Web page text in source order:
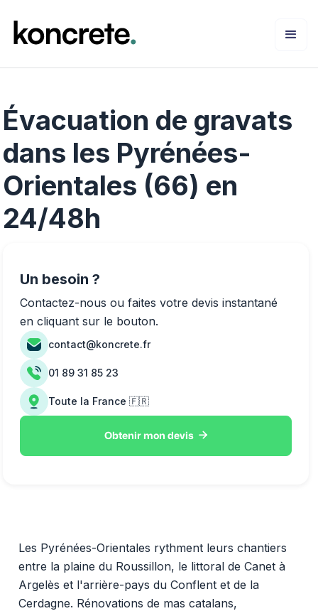
Évacuation de gravats
dans les Pyrénées-
Orientales (66) en
24/48h
Les Pyrénées-Orientales rythment leurs chantiers
entre la plaine du Roussillon, le littoral de Canet à
Argelès et l'arrière-pays du Conflent et de la
Cerdagne. Rénovations de mas catalans,
Un besoin ?
Contactez-nous ou faites votre devis instantané
en cliquant sur le bouton.
contact@koncrete.fr
01 89 31 85 23
Toute la France 🇫🇷
Obtenir mon devis 